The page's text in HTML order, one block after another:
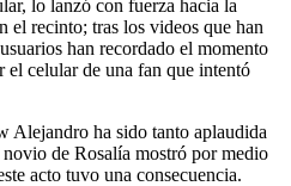
lo lanzó con fuerza hacia la
el recinto; tras los videos que han
han recordado el momento
celular de una fan que intentó
Alejandro ha sido tanto aplaudida
de Rosalía mostró por medio
acto tuvo una consecuencia.